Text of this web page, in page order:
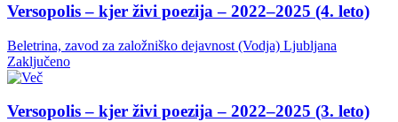
Versopolis – kjer živi poezija – 2022–2025 (4. leto)
Beletrina, zavod za založniško dejavnost (Vodja) Ljubljana
Zaključeno
Versopolis – kjer živi poezija – 2022–2025 (3. leto)